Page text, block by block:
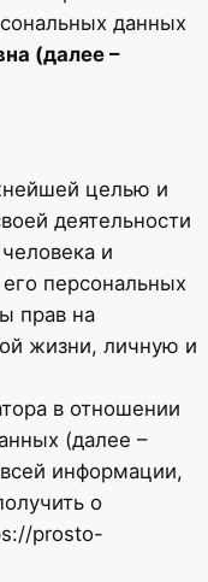
данных
(далее –
целью и
деятельности
и
персональных
прав на
жизни, личную и
в отношении
(далее –
информации,
о
prosto-